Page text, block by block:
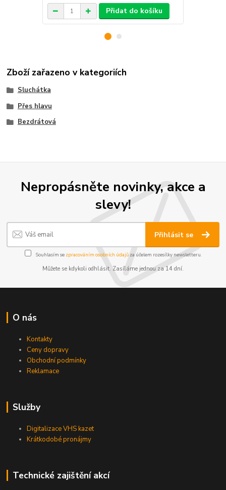
Přidat do košíku
Zboží zařazeno v kategoriích
Sluchátka
Přes hlavu
Bezdrátová
Nepropásněte novinky, akce a
slevy!
Přihlásit se
Souhlasím se zpracováním osobních údajůza účelem rozesílky newsletteru.
Můžete se kdykoli odhlásit. Zasíláme jednou za 14 dní.
O nás
Kontakty
Ceny dopravy
Obchodní podmínky
Reklamace
Služby
Digitalizace VHS kazet
Krátkodobé pronájmy
Technické zajištění akcí